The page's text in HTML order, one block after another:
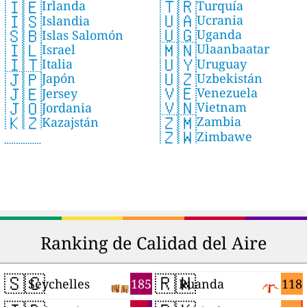
🇮🇪Irlanda
🇮🇸Islandia
🇸🇧Islas Salomón
🇮🇱Israel
🇮🇹Italia
🇯🇵Japón
🇯🇪Jersey
🇯🇴Jordania
🇰🇿Kazajstán
🇹🇷Turquía
🇺🇦Ucrania
🇺🇬Uganda
🇲🇳Ulaanbaatar
🇺🇾Uruguay
🇺🇿Uzbekistán
🇻🇪Venezuela
🇻🇳Vietnam
🇿🇲Zambia
🇿🇼Zimbawe
Ranking de Calidad del Aire
🇸🇨 185
Seychelles 🇷🇼 118
Ruanda